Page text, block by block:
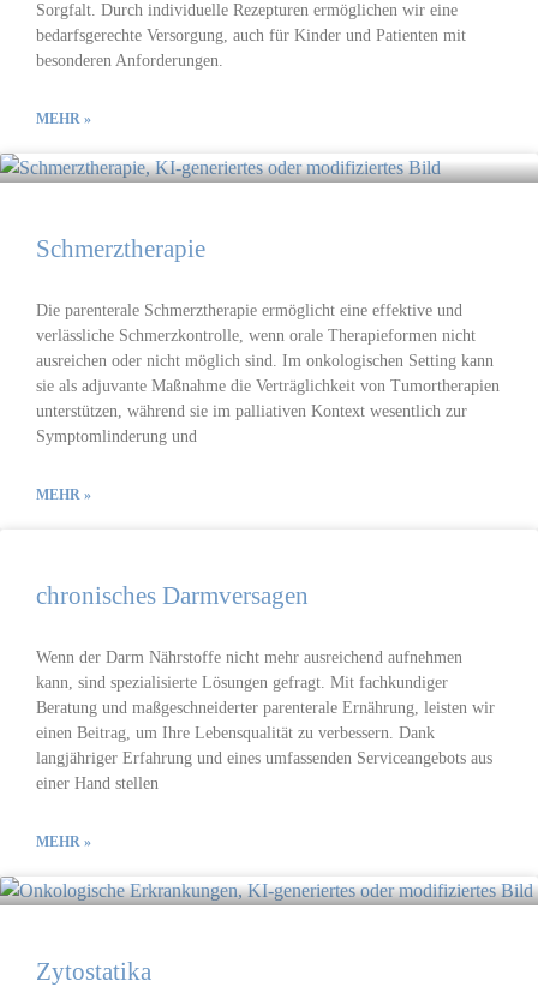
Sorgfalt. Durch individuelle Rezepturen ermöglichen wir eine
bedarfsgerechte Versorgung, auch für Kinder und Patienten mit
besonderen Anforderungen.
MEHR »
Schmerz­therapie
Die parenterale Schmerztherapie ermöglicht eine effektive und
verlässliche Schmerzkontrolle, wenn orale Therapieformen nicht
ausreichen oder nicht möglich sind. Im onkologischen Setting kann
sie als adjuvante Maßnahme die Verträglichkeit von Tumortherapien
unterstützen, während sie im palliativen Kontext wesentlich zur
Symptomlinderung und
MEHR »
chronisches Darmversagen
Wenn der Darm Nährstoffe nicht mehr ausreichend aufnehmen
kann, sind spezialisierte Lösungen gefragt. Mit fachkundiger
Beratung und maßgeschneiderter parenterale Ernährung, leisten wir
einen Beitrag, um Ihre Lebensqualität zu verbessern. Dank
langjähriger Erfahrung und eines umfassenden Serviceangebots aus
einer Hand stellen
MEHR »
Zytostatika